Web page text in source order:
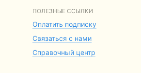
ПОЛЕЗНЫЕ ССЫЛКИ
Оплатить подписку
Связаться с нами
Справочный центр